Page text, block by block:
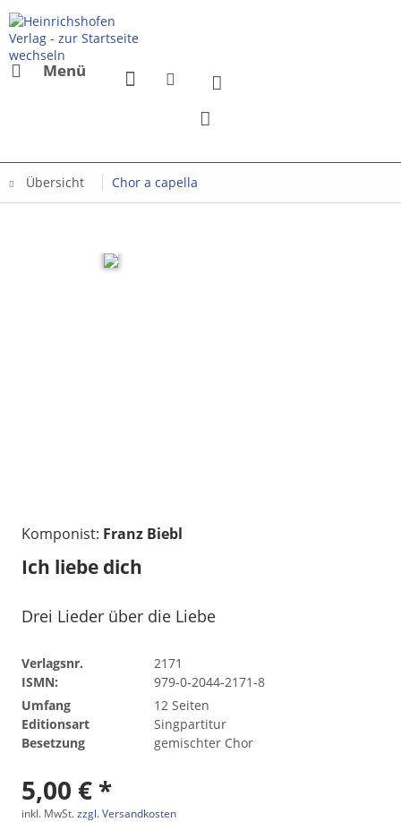
Menü
Übersicht Chor a capella
Komponist: Franz Biebl
Ich liebe dich
Drei Lieder über die Liebe
Verlagsnr.
2171
ISMN:
979-0-2044-2171-8
Umfang
12 Seiten
Editionsart
Singpartitur
Besetzung
gemischter Chor
5,00 € *
inkl. MwSt.zzgl. Versandkosten